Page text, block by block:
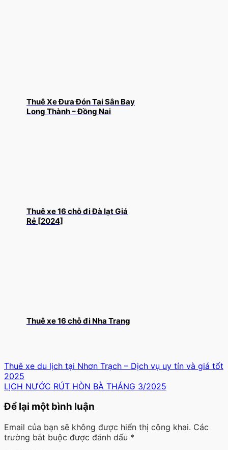
Thuê Xe Đưa Đón Tại Sân Bay
Long Thành – Đồng Nai
Thuê xe 16 chỗ đi Đà lạt Giá
Rẻ [2024]
Thuê xe 16 chỗ đi Nha Trang
Thuê xe du lịch tại Nhơn Trạch – Dịch vụ uy tín và giá tốt
2025
LỊCH NƯỚC RÚT HÒN BÀ THÁNG 3/2025
Để lại một bình luận
Email của bạn sẽ không được hiển thị công khai. Các
trường bắt buộc được đánh dấu *